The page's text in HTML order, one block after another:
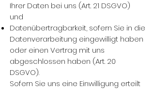
Ihrer Daten bei uns (Art. 21 DSGVO)
und
Datenübertragbarkeit, sofern Sie in die
Datenverarbeitung eingewilligt haben
oder einen Vertrag mit uns
abgeschlossen haben (Art. 20
DSGVO).
Sofern Sie uns eine Einwilligung erteilt